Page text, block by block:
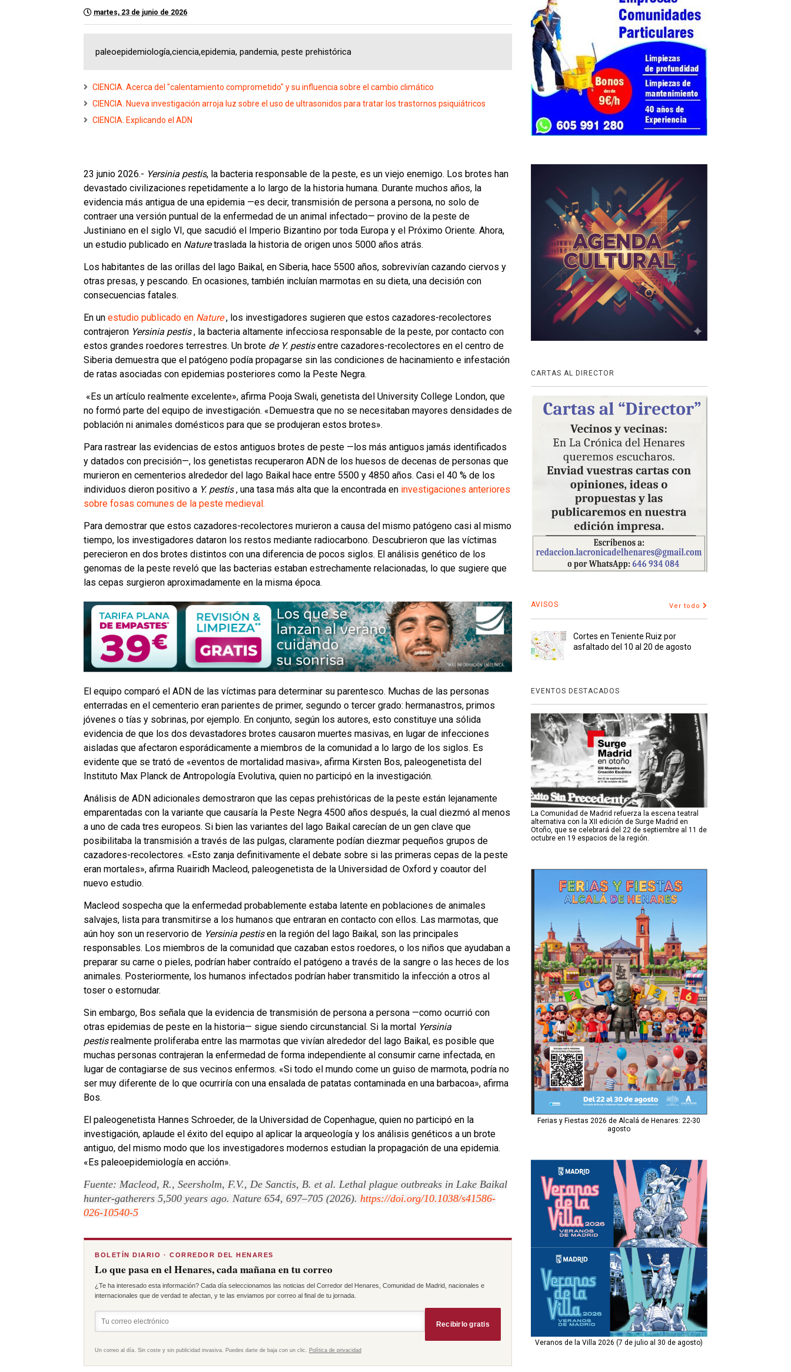
martes, 23 de junio de 2026
paleoepidemiología,ciencia,epidemia, pandemia, peste prehistórica
CIENCIA. Acerca del "calentamiento comprometido" y su influencia sobre el cambio climático
CIENCIA. Nueva investigación arroja luz sobre el uso de ultrasonidos para tratar los trastornos psiquiátricos
CIENCIA. Explicando el ADN
23 junio 2026.- Yersinia pestis, la bacteria responsable de la peste, es un viejo enemigo. Los brotes han
devastado civilizaciones repetidamente a lo largo de la historia humana. Durante muchos años, la
evidencia más antigua de una epidemia —es decir, transmisión de persona a persona, no solo de
contraer una versión puntual de la enfermedad de un animal infectado— provino de la peste de
Justiniano en el siglo VI, que sacudió el Imperio Bizantino por toda Europa y el Próximo Oriente. Ahora,
un estudio publicado en Naturetraslada la historia de origen unos 5000 años atrás.
Los habitantes de las orillas del lago Baikal, en Siberia, hace 5500 años, sobrevivían cazando ciervos y
otras presas, y pescando. En ocasiones, también incluían marmotas en su dieta, una decisión con
consecuencias fatales.
En un estudio publicado en Nature, los investigadores sugieren que estos cazadores-recolectores
contrajeron Yersinia pestis, la bacteria altamente infecciosa responsable de la peste, por contacto con
estos grandes roedores terrestres. Un brote de Y. pestisentre cazadores-recolectores en el centro de
Siberia demuestra que el patógeno podía propagarse sin las condiciones de hacinamiento e infestación
de ratas asociadas con epidemias posteriores como la Peste Negra.
«Es un artículo realmente excelente», afirma Pooja Swali, genetista del University College London, que
no formó parte del equipo de investigación. «Demuestra que no se necesitaban mayores densidades de
población ni animales domésticos para que se produjeran estos brotes».
Para rastrear las evidencias de estos antiguos brotes de peste —los más antiguos jamás identificados
y datados con precisión—, los genetistas recuperaron ADN de los huesos de decenas de personas que
murieron en cementerios alrededor del lago Baikal hace entre 5500 y 4850 años. Casi el 40 % de los
individuos dieron positivo a Y. pestis , una tasa más alta que la encontrada en investigaciones anteriores
sobre fosas comunes de la peste medieval.
Para demostrar que estos cazadores-recolectores murieron a causa del mismo patógeno casi al mismo
tiempo, los investigadores dataron los restos mediante radiocarbono. Descubrieron que las víctimas
perecieron en dos brotes distintos con una diferencia de pocos siglos. El análisis genético de los
genomas de la peste reveló que las bacterias estaban estrechamente relacionadas, lo que sugiere que
las cepas surgieron aproximadamente en la misma época.
El equipo comparó el ADN de las víctimas para determinar su parentesco. Muchas de las personas
enterradas en el cementerio eran parientes de primer, segundo o tercer grado: hermanastros, primos
jóvenes o tías y sobrinas, por ejemplo. En conjunto, según los autores, esto constituye una sólida
evidencia de que los dos devastadores brotes causaron muertes masivas, en lugar de infecciones
aisladas que afectaron esporádicamente a miembros de la comunidad a lo largo de los siglos. Es
evidente que se trató de «eventos de mortalidad masiva», afirma Kirsten Bos, paleogenetista del
Instituto Max Planck de Antropología Evolutiva, quien no participó en la investigación.
Análisis de ADN adicionales demostraron que las cepas prehistóricas de la peste están lejanamente
emparentadas con la variante que causaría la Peste Negra 4500 años después, la cual diezmó al menos
a uno de cada tres europeos. Si bien las variantes del lago Baikal carecían de un gen clave que
posibilitaba la transmisión a través de las pulgas, claramente podían diezmar pequeños grupos de
cazadores-recolectores. «Esto zanja definitivamente el debate sobre si las primeras cepas de la peste
eran mortales», afirma Ruairidh Macleod, paleogenetista de la Universidad de Oxford y coautor del
nuevo estudio.
Macleod sospecha que la enfermedad probablemente estaba latente en poblaciones de animales
salvajes, lista para transmitirse a los humanos que entraran en contacto con ellos. Las marmotas, que
aún hoy son un reservorio de Yersinia pestisen la región del lago Baikal, son las principales
responsables. Los miembros de la comunidad que cazaban estos roedores, o los niños que ayudaban a
preparar su carne o pieles, podrían haber contraído el patógeno a través de la sangre o las heces de los
animales. Posteriormente, los humanos infectados podrían haber transmitido la infección a otros al
toser o estornudar.
Sin embargo, Bos señala que la evidencia de transmisión de persona a persona —como ocurrió con
otras epidemias de peste en la historia— sigue siendo circunstancial. Si la mortal Yersinia
pestisrealmente proliferaba entre las marmotas que vivían alrededor del lago Baikal, es posible que
muchas personas contrajeran la enfermedad de forma independiente al consumir carne infectada, en
lugar de contagiarse de sus vecinos enfermos. «Si todo el mundo come un guiso de marmota, podría no
ser muy diferente de lo que ocurriría con una ensalada de patatas contaminada en una barbacoa», afirma
Bos.
El paleogenetista Hannes Schroeder, de la Universidad de Copenhague, quien no participó en la
investigación, aplaude el éxito del equipo al aplicar la arqueología y los análisis genéticos a un brote
antiguo, del mismo modo que los investigadores modernos estudian la propagación de una epidemia.
«Es paleoepidemiología en acción».
Fuente: Macleod, R., Seersholm, F.V., De Sanctis, B. et al. Lethal plague outbreaks in Lake Baikal
hunter-gatherers 5,500 years ago. Nature 654, 697–705 (2026). https://doi.org/10.1038/s41586-
026-10540-5
BOLETÍN DIARIO · CORREDOR DEL HENARES
Lo que pasa en el Henares, cada mañana en tu correo
¿Te ha interesado esta información? Cada día seleccionamos las noticias del Corredor del Henares, Comunidad de Madrid, nacionales e
internacionales que de verdad te afectan, y te las enviamos por correo al final de tu jornada.
Recibirlo gratis
Un correo al día. Sin coste y sin publicidad invasiva. Puedes darte de baja con un clic. Política de privacidad
CARTAS AL DIRECTOR
AVISOS Ver todo
Cortes en Teniente Ruiz por
asfaltado del 10 al 20 de agosto
EVENTOS DESTACADOS
La Comunidad de Madrid refuerza la escena teatral
alternativa con la XII edición de Surge Madrid en
Otoño, que se celebrará del 22 de septiembre al 11 de
octubre en 19 espacios de la región.
Ferias y Fiestas 2026 de Alcalá de Henares: 22-30
agosto
Veranos de la Villa 2026 (7 de julio al 30 de agosto)